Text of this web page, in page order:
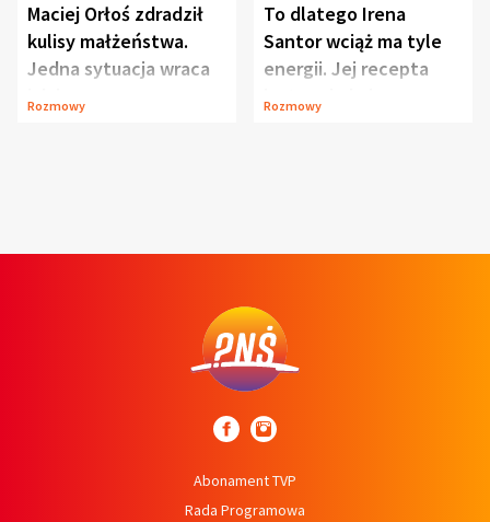
Maciej Orłoś zdradził
kulisy małżeństwa.
Jedna sytuacja wraca
jak bumerang
Rozmowy
To dlatego Irena
Santor wciąż ma tyle
energii. Jej recepta
jest zaskakująco
Rozmowy
Abonament TVP
Rada Programowa